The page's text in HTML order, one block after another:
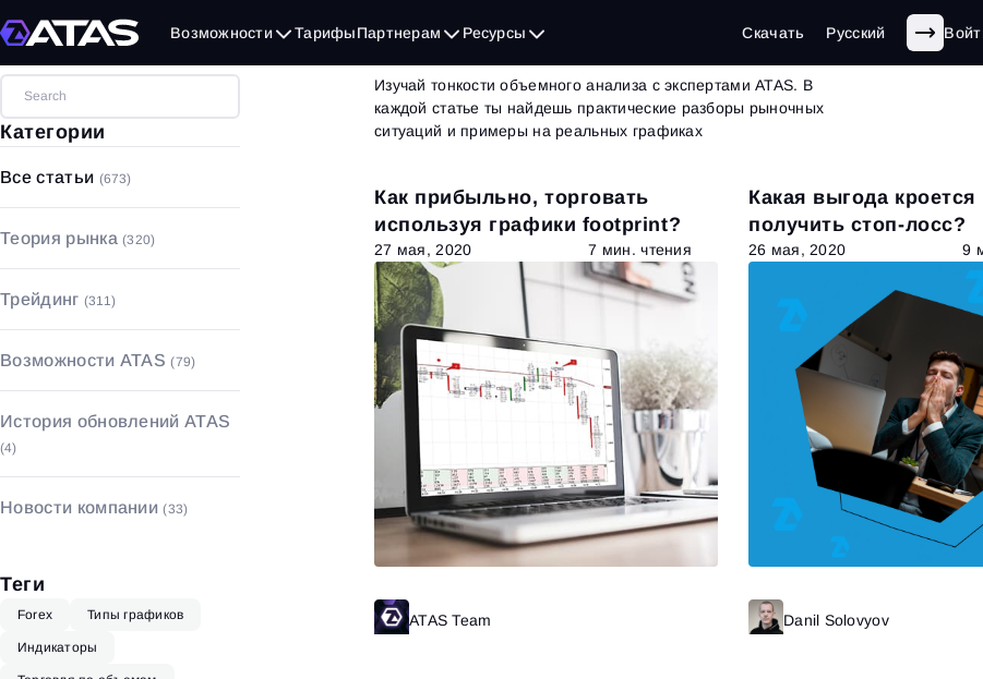
Возможности ТарифыПартнерам Ресурсы Скачать Русский
Блог| страница 32 из 62
Изучай тонкости объемного анализа с экспертами ATAS. В
каждой статье ты найдешь практические разборы рыночных
ситуаций и примеры на реальных графиках
Категории
Все статьи (673)
Теория рынка(320)
Фундаментальный анализ
Основы рынка(164)
Трейдинг (311)
Управление капиталом с
рисками
Возможности ATAS(79)
Индикаторы(52)
Биржевой стакан(4)
История обновлений ATAS
(4)
Новости компании(33)
Теги
Forex Типы графиков
Индикаторы
Как прибыльно, торговать
используя графики footprint?
27 мая, 2020 7 мин. чтения
ATAS Team
Какая выгода кроется
получить стоп-лосс?
26 мая, 2020 9
Danil Solovyov